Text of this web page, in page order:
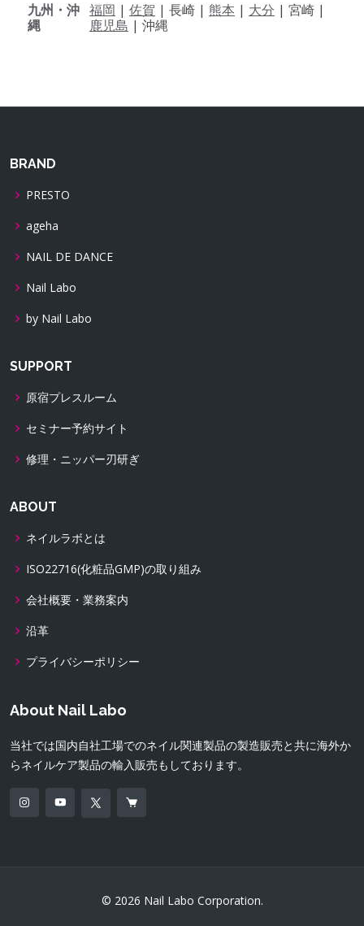
九州・沖
縄
福岡 | 佐賀 | 長崎 | 熊本 | 大分 | 宮崎 |
鹿児島 | 沖縄
BRAND
PRESTO
ageha
NAIL DE DANCE
Nail Labo
by Nail Labo
SUPPORT
原宿プレスルーム
セミナー予約サイト
修理・ニッパー刃研ぎ
ABOUT
ネイルラボとは
ISO22716(化粧品GMP)の取り組み
会社概要・業務案内
沿革
プライバシーポリシー
About Nail Labo
当社では国内自社工場でのネイル関連製品の製造販売と共に海外か
らネイルケア製品の輸入販売もしております。
© 2026 Nail Labo Corporation.